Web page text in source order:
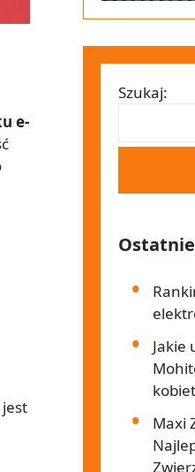
e-
Szukaj:
Jakie
Maxi